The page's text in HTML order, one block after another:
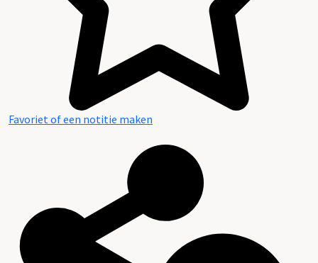
Geschiedenis
Favoriet of een notitie maken